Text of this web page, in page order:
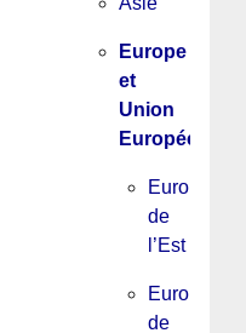
Europe
et
Union
Européenne
Europe
de
l’Est
Europe
de